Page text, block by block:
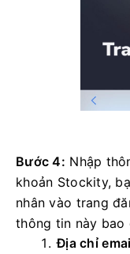
Bước 4: Nhập
khoản Stockity,
nhân vào trang
thông tin này bao
Địa chỉ